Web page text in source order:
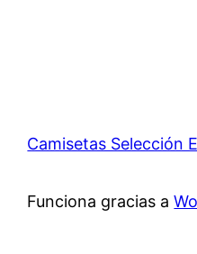
Camisetas Selección
Funciona gracias a